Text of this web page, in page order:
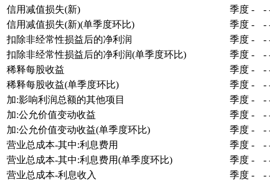
信用减值损失(新)
季度 - -
信用减值损失(新)(单季度环比)
季度 - -
扣除非经常性损益后的净利润
季度 - -
扣除非经常性损益后的净利润(单季度环比)
季度 - -
稀释每股收益
季度 - -
稀释每股收益(单季度环比)
季度 - -
加:影响利润总额的其他项目
季度 - -
加:公允价值变动收益
季度 - -
加:公允价值变动收益(单季度环比)
季度 - -
营业总成本-其中:利息费用
季度 - -
营业总成本-其中:利息费用(单季度环比)
季度 - -
营业总成本-利息收入
季度 - -